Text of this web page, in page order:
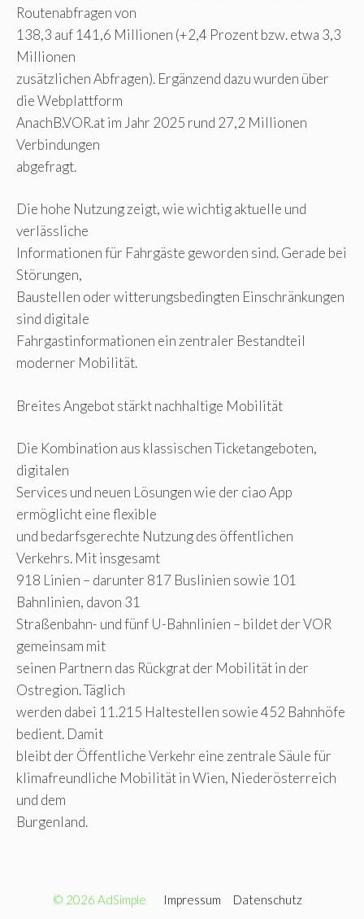
Routenabfragen von
138,3 auf 141,6 Millionen (+2,4 Prozent bzw. etwa 3,3
Millionen
zusätzlichen Abfragen). Ergänzend dazu wurden über
die Webplattform
AnachB.VOR.at im Jahr 2025 rund 27,2 Millionen
Verbindungen
abgefragt.
Die hohe Nutzung zeigt, wie wichtig aktuelle und
verlässliche
Informationen für Fahrgäste geworden sind. Gerade bei
Störungen,
Baustellen oder witterungsbedingten Einschränkungen
sind digitale
Fahrgastinformationen ein zentraler Bestandteil
moderner Mobilität.
Breites Angebot stärkt nachhaltige Mobilität
Die Kombination aus klassischen Ticketangeboten,
digitalen
Services und neuen Lösungen wie der ciao App
ermöglicht eine flexible
und bedarfsgerechte Nutzung des öffentlichen
Verkehrs. Mit insgesamt
918 Linien – darunter 817 Buslinien sowie 101
Bahnlinien, davon 31
Straßenbahn- und fünf U-Bahnlinien – bildet der VOR
gemeinsam mit
seinen Partnern das Rückgrat der Mobilität in der
Ostregion. Täglich
werden dabei 11.215 Haltestellen sowie 452 Bahnhöfe
bedient. Damit
bleibt der Öffentliche Verkehr eine zentrale Säule für
klimafreundliche Mobilität in Wien, Niederösterreich
und dem
Burgenland.
© 2026 AdSimple Impressum Datenschutz